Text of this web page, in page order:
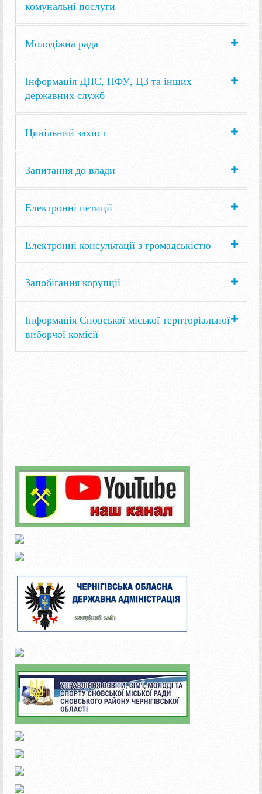
комунальні послуги
Молодіжна рада
Інформація ДПС, ПФУ, ЦЗ та інших
державних служб
Цивільний захист
Запитання до влади
Електронні петиції
Електронні консультації з громадськістю
Запобігання корупції
Інформація Сновської міської територіальної
виборчої комісії